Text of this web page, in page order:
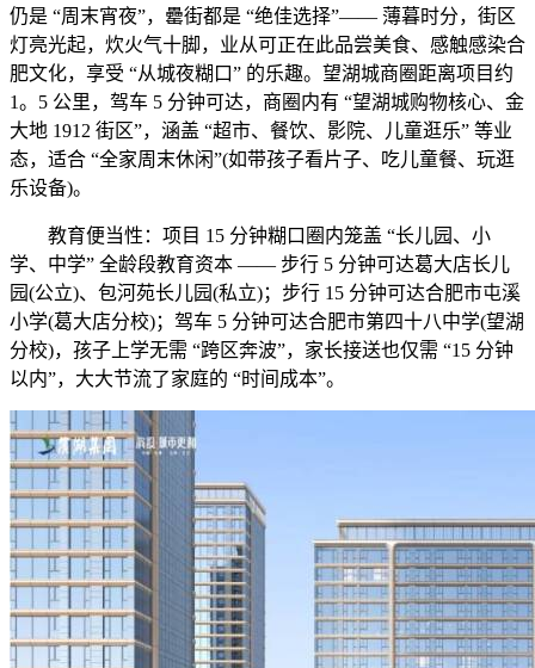
仍是 “周末宵夜”，罍街都是 “绝佳选择”—— 薄暮时分，街区
灯亮光起，炊火气十脚，业从可正在此品尝美食、感触感染合
肥文化，享受 “从城夜糊口” 的乐趣。望湖城商圈距离项目约
1。5 公里，驾车 5 分钟可达，商圈内有 “望湖城购物核心、金
大地 1912 街区”，涵盖 “超市、餐饮、影院、儿童逛乐” 等业
态，适合 “全家周末休闲”(如带孩子看片子、吃儿童餐、玩逛
乐设备)。
教育便当性：项目 15 分钟糊口圈内笼盖 “长儿园、小
学、中学” 全龄段教育资本 —— 步行 5 分钟可达葛大店长儿
园(公立)、包河苑长儿园(私立)；步行 15 分钟可达合肥市屯溪
小学(葛大店分校)；驾车 5 分钟可达合肥市第四十八中学(望湖
分校)，孩子上学无需 “跨区奔波”，家长接送也仅需 “15 分钟
以内”，大大节流了家庭的 “时间成本”。